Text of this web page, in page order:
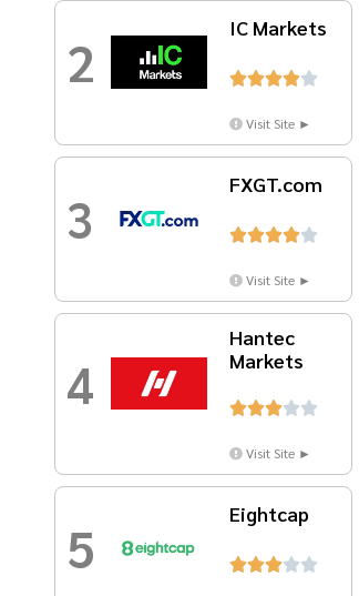
2
IC Markets

Visit Site ►
3
FXGT.com

Visit Site ►
4
Hantec
Markets

Visit Site ►
5
Eightcap
